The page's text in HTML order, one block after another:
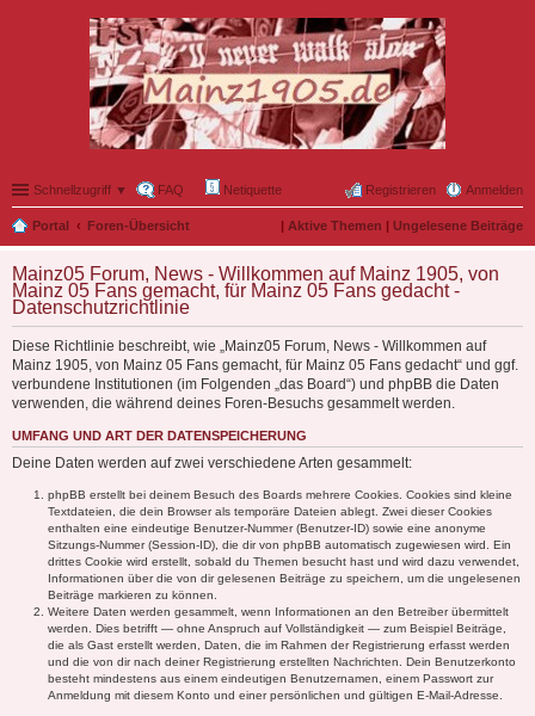
Schnellzugriff ▼ FAQ Netiquette Anmelden
Registrieren
Portal Foren-Übersicht | Aktive Themen | Ungelesene Beiträge
Mainz05 Forum, News - Willkommen auf Mainz 1905, von
Mainz 05 Fans gemacht, für Mainz 05 Fans gedacht -
Datenschutzrichtlinie
Diese Richtlinie beschreibt, wie „Mainz05 Forum, News - Willkommen auf
Mainz 1905, von Mainz 05 Fans gemacht, für Mainz 05 Fans gedacht“ und ggf.
verbundene Institutionen (im Folgenden „das Board“) und phpBB die Daten
verwenden, die während deines Foren-Besuchs gesammelt werden.
UMFANG UND ART DER DATENSPEICHERUNG
Deine Daten werden auf zwei verschiedene Arten gesammelt:
phpBB erstellt bei deinem Besuch des Boards mehrere Cookies. Cookies sind kleine
Textdateien, die dein Browser als temporäre Dateien ablegt. Zwei dieser Cookies
enthalten eine eindeutige Benutzer-Nummer (Benutzer-ID) sowie eine anonyme
Sitzungs-Nummer (Session-ID), die dir von phpBB automatisch zugewiesen wird. Ein
drittes Cookie wird erstellt, sobald du Themen besucht hast und wird dazu verwendet,
Informationen über die von dir gelesenen Beiträge zu speichern, um die ungelesenen
Beiträge markieren zu können.
Weitere Daten werden gesammelt, wenn Informationen an den Betreiber übermittelt
werden. Dies betrifft — ohne Anspruch auf Vollständigkeit — zum Beispiel Beiträge,
die als Gast erstellt werden, Daten, die im Rahmen der Registrierung erfasst werden
und die von dir nach deiner Registrierung erstellten Nachrichten. Dein Benutzerkonto
besteht mindestens aus einem eindeutigen Benutzernamen, einem Passwort zur
Anmeldung mit diesem Konto und einer persönlichen und gültigen E-Mail-Adresse.